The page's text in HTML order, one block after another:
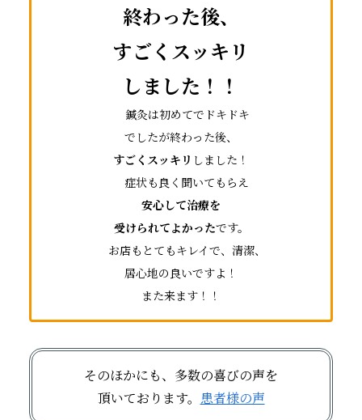
終わった後、
すごくスッキリ
しました！！
鍼灸は初めてでドキドキ
でしたが終わった後、
すごくスッキリ しました！
症状も良く聞いてもらえ
安心して治療を
受けられてよかったです。
お店もとてもキレイで、清潔、
居心地の良いですよ！
また来ます！！
そのほかにも、多数の喜びの声を
頂いております。 患者様の声